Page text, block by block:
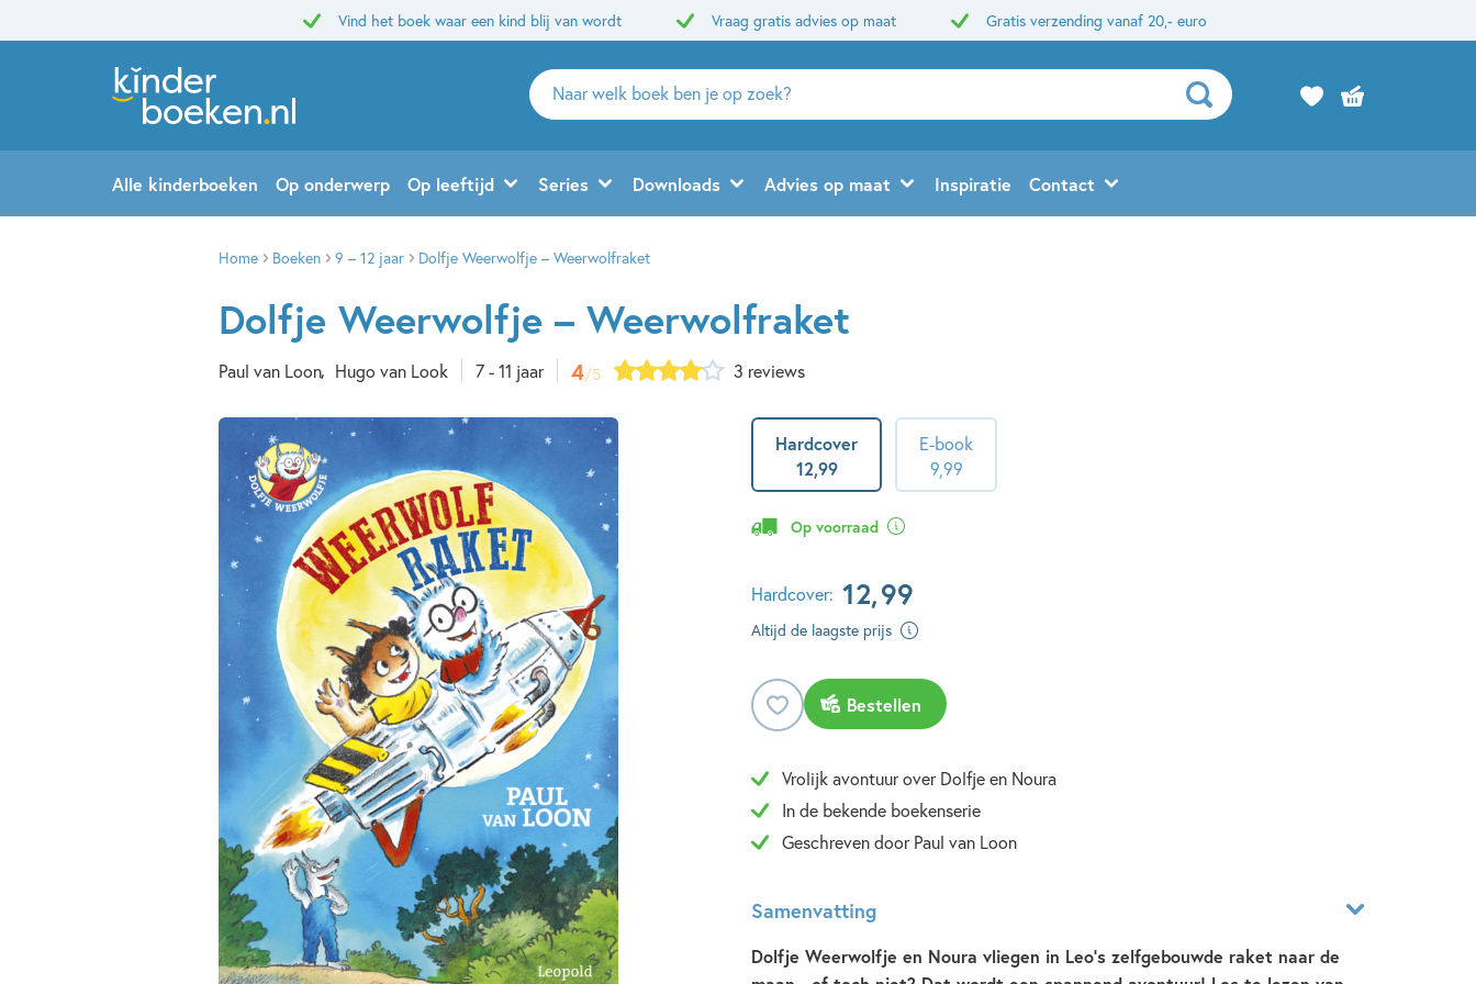
Vind het boek waar een kind blij van wordt Vraag gratis advies op maat Gratis verzending vanaf 20,- euro
Zoeken
naar
en
uitgevers
Alle kinderboeken Op onderwerp Op leeftijd Series Downloads Advies op maat Inspiratie Contact
Home Boeken 9 – 12 jaar Dolfje Weerwolfje – Weerwolfraket
Dolfje Weerwolfje – Weerwolfraket
Paul van Loon Hugo van Look 7 - 11 jaar 4/5 3 reviews
Hardcover
12,99
E-book
9,99
Op voorraad
Hardcover: 12,99
Altijd de laagste prijs
Bestellen
Vrolijk avontuur over Dolfje en Noura
In de bekende boekenserie
Geschreven door Paul van Loon
Samenvatting
Dolfje Weerwolfje en Noura vliegen in Leo's zelfgebouwde raket naar de